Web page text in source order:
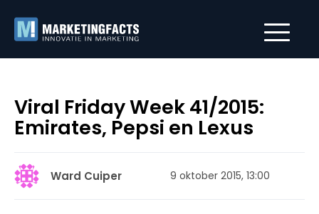
Viral Friday Week 41/2015:
Emirates, Pepsi en Lexus
Ward Cuiper 9 oktober 2015, 13:00